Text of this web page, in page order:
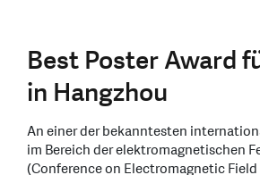
Best Poster Award
in Hangzhou
An einer der bekanntesten
im Bereich der elektromagnetischen
(Conference on Electromagnetic